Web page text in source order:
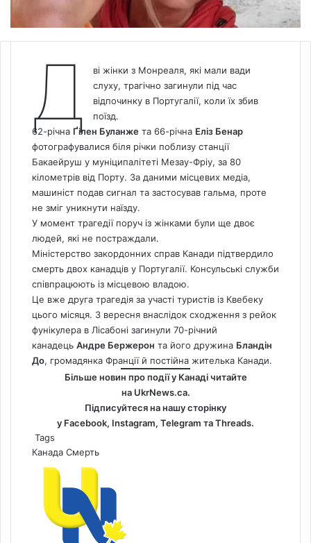
Д
ві жінки з Монреаля, які мали вади
слуху, трагічно загинули під час
відпочинку в Португалії, коли їх збив
поїзд.
62-річна Ґілен Буланже та 66-річна Еліз Бенар
фотографувалися біля річки поблизу станції
Бакаейруш у муніципалітеті Мезау-Фріу, за 80
кілометрів від Порту. За даними місцевих медіа,
машиніст подав сигнал та застосував гальма, проте
не зміг уникнути наїзду.
У момент трагедії поруч із жінками були ще двоє
людей, які не постраждали.
Міністерство закордонних справ Канади підтвердило
смерть двох канадців у Португалії. Консульські служби
співпрацюють із місцевою владою.
Це вже друга трагедія за участі туристів із Квебеку
цього місяця. 3 вересня внаслідок сходження з рейок
фунікулера в Лісабоні загинули 70-річний
канадець Андре Бержерон та його дружина Бландін
До, громадянка Франції й постійна жителька Канади.
Більше новин про події у Канаді читайте
на UkrNews.ca.
Підписуйтеся на нашу сторінку
у Facebook, Instagram, Telegram таThreads.
Tags
Канада Смерть